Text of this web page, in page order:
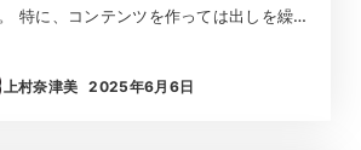
特に、コンテンツを作っては出しを繰…
上村奈津美
投稿日
2025年6月6日